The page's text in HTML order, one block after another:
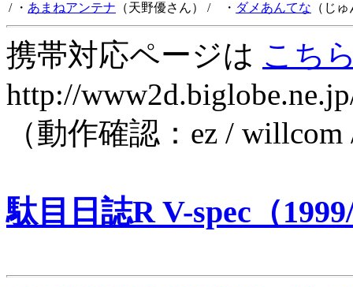
/ ・ あまねアンテナ （天野優さん） / ・ ダメあんてな （じ
携帯対応ページは こち
http://
（動作確認：ez /
駄目日誌R V-spec（